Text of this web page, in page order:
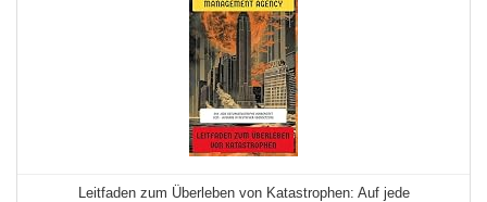
Leitfaden zum Überleben von Katastrophen: Auf jede